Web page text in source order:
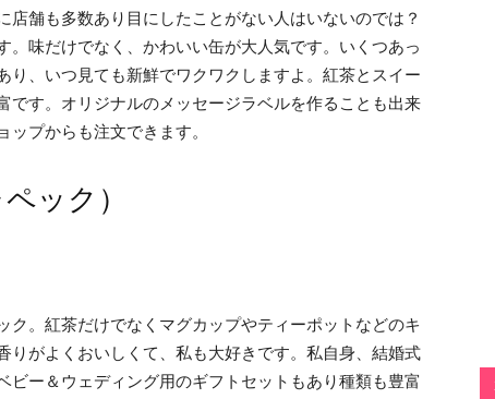
舗も多数あり目にしたことがない人はいないのでは？
味だけでなく、かわいい缶が大人気です。いくつあっ
り、いつ見ても新鮮でワクワクしますよ。紅茶とスイー
です。オリジナルのメッセージラベルを作ることも出来
プからも注文できます。
ック）
ク。紅茶だけでなくマグカップやティーポットなどのキ
りがよくおいしくて、私も大好きです。私自身、結婚式
ビー＆ウェディング用のギフトセットもあり種類も豊富